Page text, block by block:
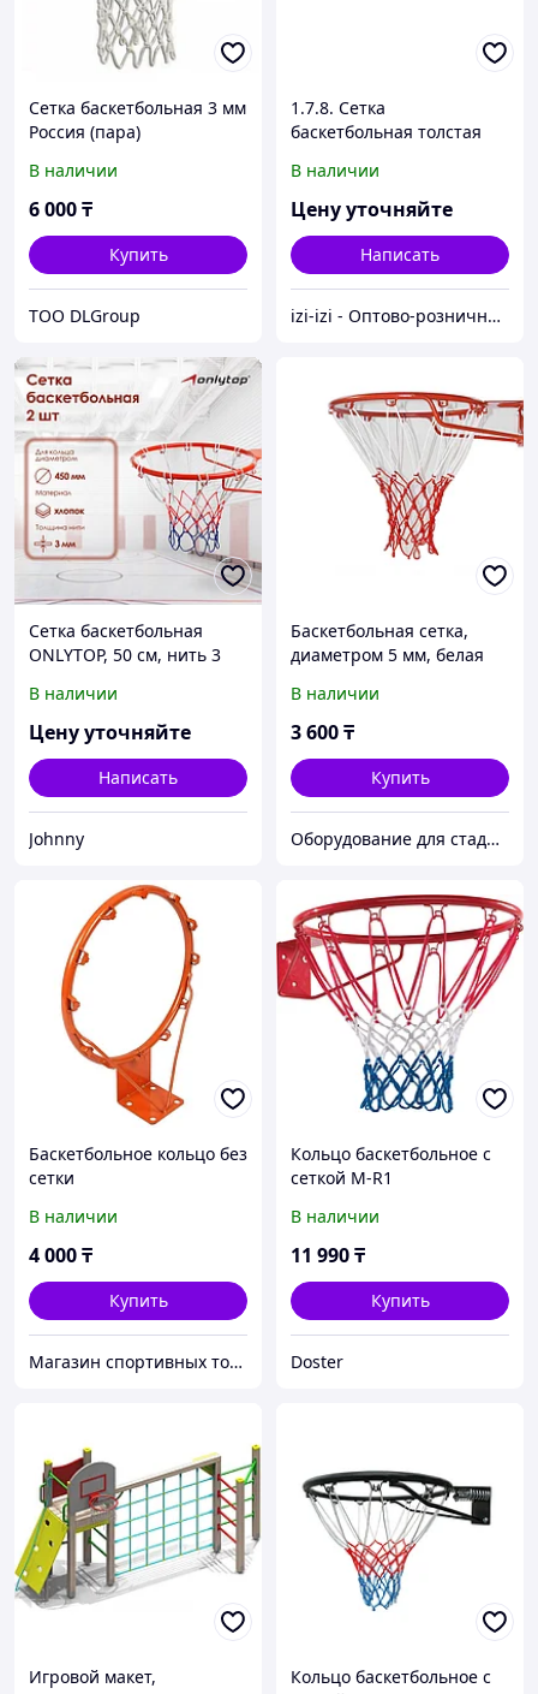
Сетка баскетбольная 3 мм
Россия (пара)
В наличии
6 000₸
Купить
ТОО DLGroup
1.7.8. Сетка
баскетбольная толстая
В наличии
Цену уточняйте
Написать
izi-izi - Оптово-розничный Склад - товары на заказ до двери! Cамые уникальные и полезные товары.
Сетка баскетбольная
ONLYTOP, 50 см, нить 3
В наличии
Цену уточняйте
Написать
Johnny
Баскетбольная сетка,
диаметром 5 мм, белая
В наличии
3 600₸
Купить
Оборудование для стадионов и спортивных объектов
Баскетбольное кольцо без
сетки
В наличии
4 000₸
Купить
Магазин спортивных товаров ABKSPORT
Кольцо баскетбольное с
сеткой M-R1
В наличии
11 990₸
Купить
Doster
Игровой макет,
Кольцо баскетбольное с